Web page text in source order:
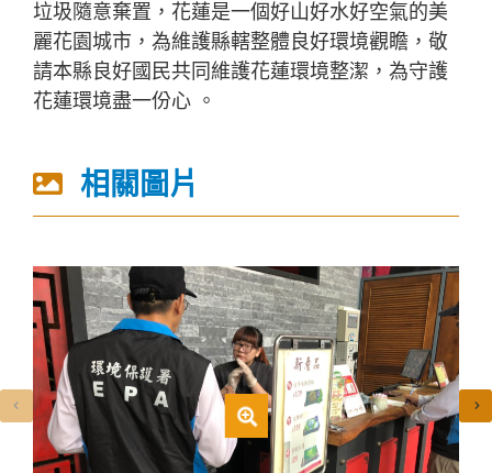
垃圾隨意棄置，花蓮是一個好山好水好空氣的美
麗花園城市，為維護縣轄整體良好環境觀瞻，敬
請本縣良好國民共同維護花蓮環境整潔，為守護
花蓮環境盡一份心 。
相關圖片